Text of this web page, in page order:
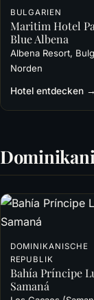
BULGARIEN
Maritim Hotel
Blue Albena
Albena Resort,
Norden
Hotel entdecken →
DOMINIKANISCHE
REPUBLIK
Bahía Príncipe
Samaná